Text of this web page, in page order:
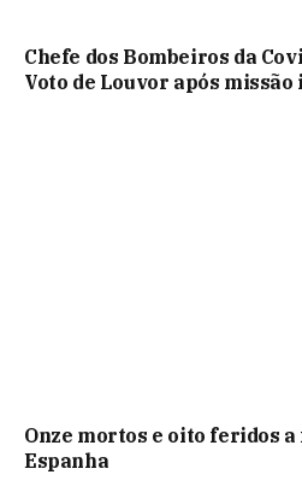
Chefe dos Bombeiros da
Voto de Louvor após
Onze mortos e oito feridos
Espanha